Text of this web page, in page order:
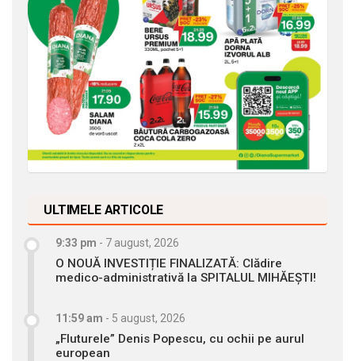
ULTIMELE ARTICOLE
9:33 pm - 7 august, 2026
O NOUĂ INVESTIȚIE FINALIZATĂ: Clădire
medico-administrativă la SPITALUL MIHĂEȘTI!
11:59 am - 5 august, 2026
„Fluturele” Denis Popescu, cu ochii pe aurul
european